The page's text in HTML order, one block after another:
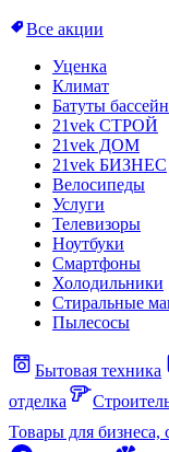
Все акции
Уценка
Климат
Батуты
21vek СТРОЙ
21vek ДОМ
21vek БИЗНЕС
Велосипеды
Услуги
Телевизоры
Ноутбуки
Смартфоны
Холодильники
Стиральные
Пылесосы
Бытовая техника
отделка
Товары для бизнеса,